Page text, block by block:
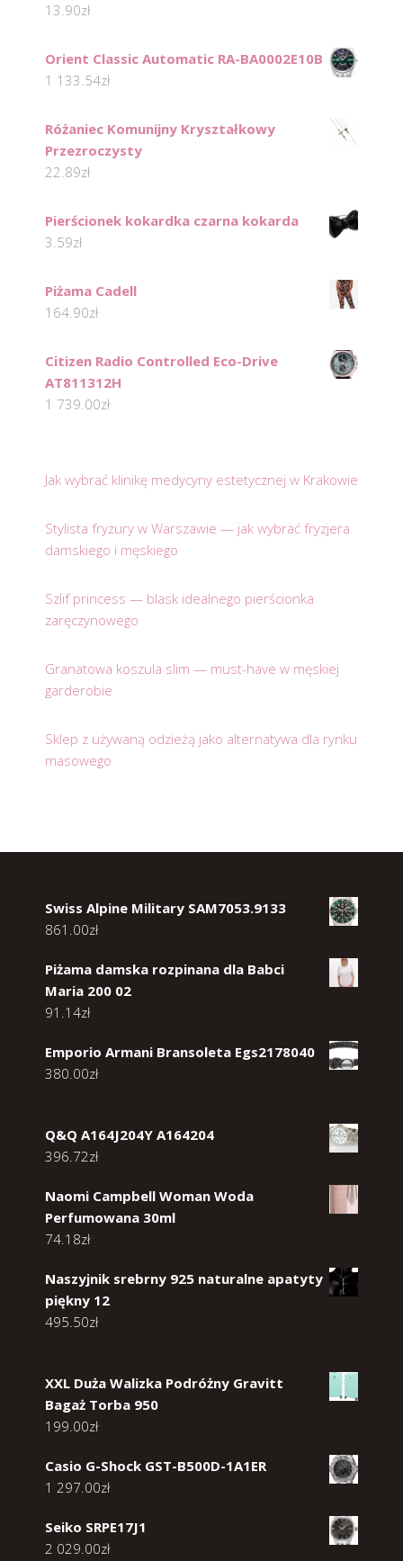
13.90zł
Orient Classic Automatic RA-BA0002E10B
1 133.54zł
Różaniec Komunijny Kryształkowy
Przezroczysty
22.89zł
Pierścionek kokardka czarna kokarda
3.59zł
Piżama Cadell
164.90zł
Citizen Radio Controlled Eco-Drive
AT811312H
1 739.00zł
Jak wybrać klinikę medycyny estetycznej w Krakowie
Stylista fryzury w Warszawie — jak wybrać fryzjera
damskiego i męskiego
Szlif princess — blask idealnego pierścionka
zaręczynowego
Granatowa koszula slim — must-have w męskiej
garderobie
Sklep z używaną odzieżą jako alternatywa dla rynku
masowego
Swiss Alpine Military SAM7053.9133
861.00zł
Piżama damska rozpinana dla Babci
Maria 200 02
91.14zł
Emporio Armani Bransoleta Egs2178040
380.00zł
Q&Q A164J204Y A164204
396.72zł
Naomi Campbell Woman Woda
Perfumowana 30ml
74.18zł
Naszyjnik srebrny 925 naturalne apatyty
piękny 12
495.50zł
XXL Duża Walizka Podróżny Gravitt
Bagaż Torba 950
199.00zł
Casio G-Shock GST-B500D-1A1ER
1 297.00zł
Seiko SRPE17J1
2 029.00zł